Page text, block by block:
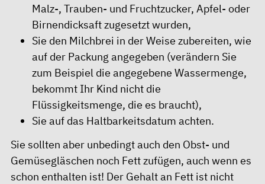
Malz-, Trauben- und Fruchtzucker, Apfel- oder
Birnendicksaft zugesetzt wurden,
Sie den Milchbrei in der Weise zubereiten, wie
auf der Packung angegeben (verändern Sie
zum Beispiel die angegebene Wassermenge,
bekommt Ihr Kind nicht die
Flüssigkeitsmenge, die es braucht),
Sie auf das Haltbarkeitsdatum achten.
Sie sollten aber unbedingt auch den Obst- und
Gemüsegläschen noch Fett zufügen, auch wenn es
schon enthalten ist! Der Gehalt an Fett ist nicht